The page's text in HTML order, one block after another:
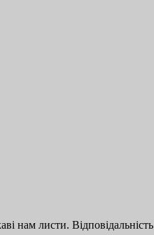
нам листи.